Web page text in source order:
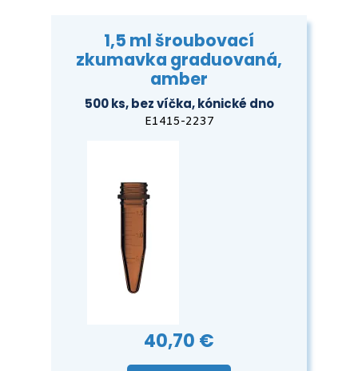
1,5 ml šroubovací
zkumavka graduovaná,
amber
500 ks, bez víčka, kónické dno
E1415-2237
40,70 €